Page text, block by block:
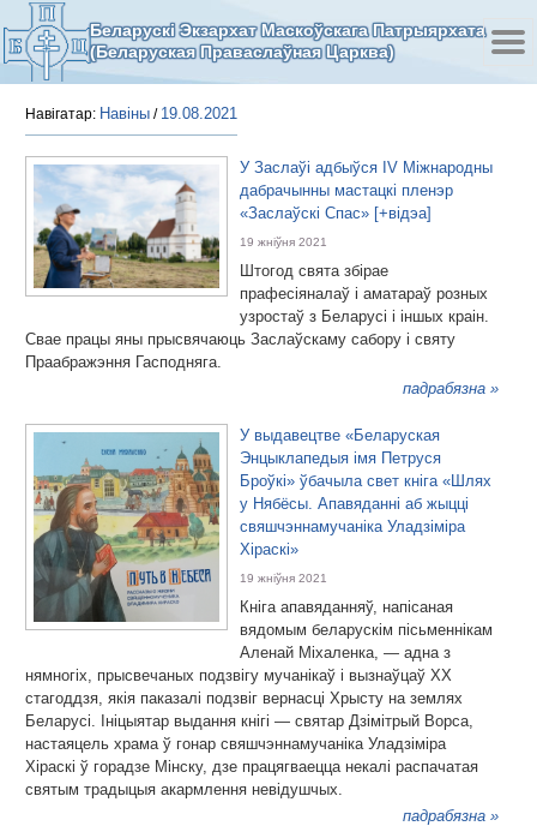
Беларускі Экзархат Маскоўскага Патрыярхата
(Беларуская Праваслаўная Царква)
Навігатар: Навіны / 19.08.2021
У Заслаўі адбыўся IV Міжнародны
дабрачынны мастацкі пленэр
«Заслаўскі Спас» [+відэа]
19 жніўня 2021
Штогод свята збірае
прафесіяналаў і аматараў розных
узростаў з Беларусі і іншых краін.
Свае працы яны прысвячаюць Заслаўскаму сабору і святу
Праабражэння Гасподняга.
падрабязна »
У выдавецтве «Беларуская
Энцыклапедыя імя Петруся
Броўкі» ўбачыла свет кніга «Шлях
у Нябёсы. Апавяданні аб жыцці
свяшчэннамучаніка Уладзіміра
Хіраскі»
19 жніўня 2021
Кніга апавяданняў, напісаная
вядомым беларускім пісьменнікам
Аленай Міхаленка, — адна з
нямногіх, прысвечаных подзвігу мучанікаў і вызнаўцаў ХХ
стагоддзя, якія паказалі подзвіг вернасці Хрысту на землях
Беларусі. Ініцыятар выдання кнігі — святар Дзімітрый Ворса,
настаяцель храма ў гонар свяшчэннамучаніка Уладзіміра
Хіраскі ў горадзе Мінску, дзе працягваецца некалі распачатая
святым традыцыя акармлення невідушчых.
падрабязна »